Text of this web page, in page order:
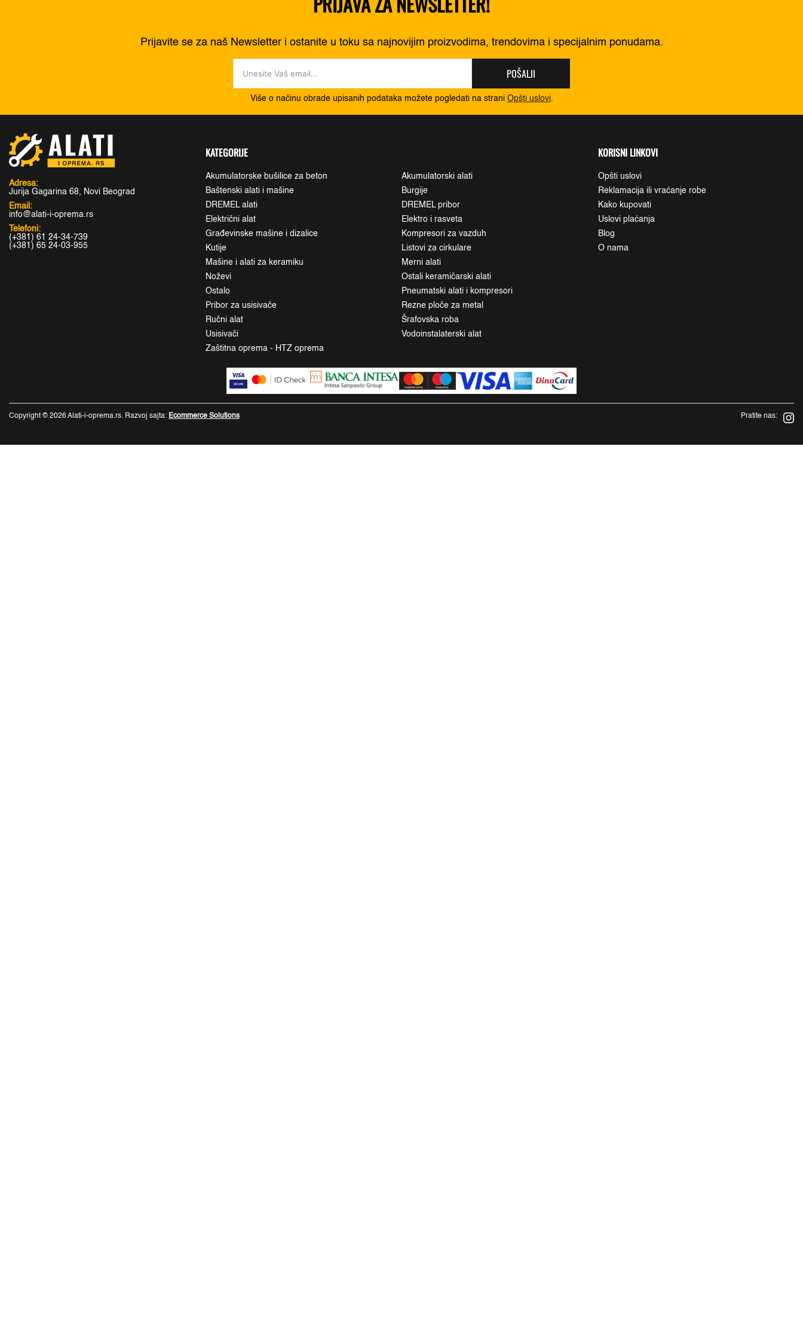
Prijavite se za naš Newsletter i ostanite u toku sa najnovijim proizvodima, trendovima i specijalnim ponudama.
POŠALJI
Više o načinu obrade upisanih podataka možete pogledati na strani Opšti uslovi.
Adresa:
Jurija Gagarina 68, Novi Beograd
Email:
info@alati-i-oprema.rs
Telefoni:
(+381) 61 24-34-739
(+381) 65 24-03-955
KATEGORIJE
Akumulatorske bušilice za beton
Akumulatorski alati
Baštenski alati i mašine
Burgije
DREMEL alati
DREMEL pribor
Električni alat
Elektro i rasveta
Građevinske mašine i dizalice
Kompresori za vazduh
Kutije
Listovi za cirkulare
Mašine i alati za keramiku
Merni alati
Noževi
Ostali keramičarski alati
Ostalo
Pneumatski alati i kompresori
Pribor za usisivače
Rezne ploče za metal
Ručni alat
Šrafovska roba
Usisivači
Vodoinstalaterski alat
Zaštitna oprema - HTZ oprema
KORISNI LINKOVI
Opšti uslovi
Reklamacija ili vraćanje robe
Kako kupovati
Uslovi plaćanja
Blog
O nama
Copyright © 2026 Alati-i-oprema.rs. Razvoj sajta: Ecommerce Solutions Pratite nas: